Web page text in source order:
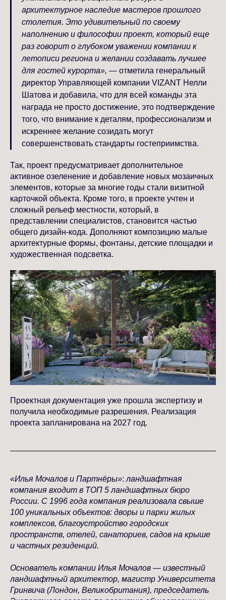
архитектурное наследие мастеров прошлого
столетия. Это удивительный по своему
наполнению и философии проект, который еще
раз говорит о глубоком уважении компании к
летописи региона и желании создавать лучшее
для гостей курорта», — отметила генеральный
директор Управляющей компании VIZANT Нелли
Шатова и добавила, что для всей команды эта
награда не просто достижение, это подтверждение
того, что внимание к деталям, профессионализм и
искреннее желание созидать могут
совершенствовать стандарты гостеприимства.
Так, проект предусматривает дополнительное
активное озеленение и добавление новых мозаичных
элементов, которые за многие годы стали визитной
карточкой объекта. Кроме того, в проекте учтен и
сложный рельеф местности, который, в
представлении специалистов, становится частью
общего дизайн-кода. Дополняют композицию малые
архитектурные формы, фонтаны, детские площадки и
художественная подсветка.
Проектная документация уже прошла экспертизу и
получила необходимые разрешения. Реализация
проекта запланирована на 2027 год.
«Илья Мочалов и Партнёры»: ландшафтная
компания входит в ТОП 5 ландшафтных бюро
России. С 1996 года компания реализовала свыше
100 уникальных объектов: дворы и парки жилых
комплексов, благоустройство городских
пространств, отелей, санаториев, садов на крыше
и частных резиденций.
Основатель компании Илья Мочалов — известный
ландшафтный архитектор, магистр Университета
Гринвича (Лондон, Великобритания), председатель